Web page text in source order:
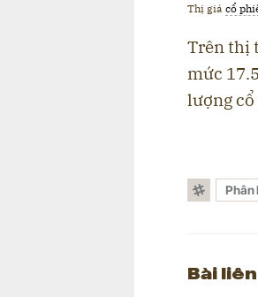
Thị giá cổ
Trên thị
mức
lượng
Phân
Bài